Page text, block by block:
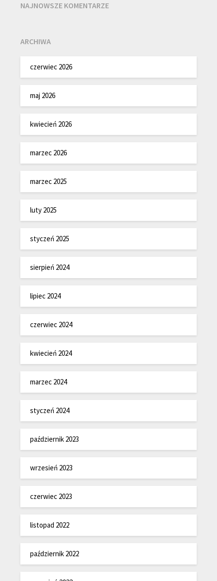
NAJNOWSZE KOMENTARZE
ARCHIWA
czerwiec 2026
maj 2026
kwiecień 2026
marzec 2026
marzec 2025
luty 2025
styczeń 2025
sierpień 2024
lipiec 2024
czerwiec 2024
kwiecień 2024
marzec 2024
styczeń 2024
październik 2023
wrzesień 2023
czerwiec 2023
listopad 2022
październik 2022